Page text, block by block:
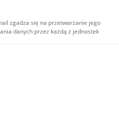
zgadza się na przetwarzanie jego
danych przez każdą z jednostek